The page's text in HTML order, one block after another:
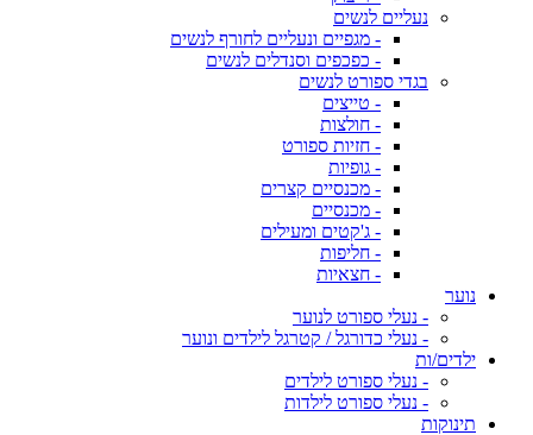
נעליים לנשים
- מגפיים ונעליים לחורף לנשים
- כפכפים וסנדלים לנשים
בגדי ספורט לנשים
- טייצים
- חולצות
- חזיות ספורט
- גופיות
- מכנסיים קצרים
- מכנסיים
- ג'קטים ומעילים
- חליפות
- חצאיות
נוער
- נעלי ספורט לנוער
- נעלי כדורגל / קטרגל לילדים ונוער
ילדים/ות
- נעלי ספורט לילדים
- נעלי ספורט לילדות
תינוקות